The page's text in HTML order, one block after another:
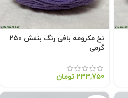
نخ مکرومه بافی رنگ بنفش ۲۵۰
گرمی
233,750 تومان